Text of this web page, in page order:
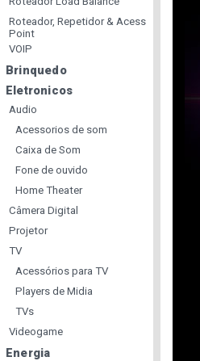
Roteador, Repetidor & Acess
Point
VOIP
Brinquedo
Eletronicos
Audio
Acessorios de som
Caixa de Som
Fone de ouvido
Home Theater
Câmera Digital
Projetor
TV
Acessórios para TV
Players de Midia
TVs
Videogame
Energia